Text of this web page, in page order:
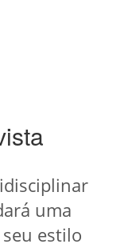
uma
estilo